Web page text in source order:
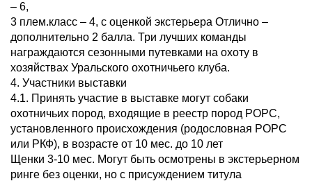
– 6,
3 плем.класс – 4, с оценкой экстерьера Отлично –
дополнительно 2 балла. Три лучших команды
награждаются сезонными путевками на охоту в
хозяйствах Уральского охотничьего клуба.
4. Участники выставки
4.1. Принять участие в выставке могут собаки
охотничьих пород, входящие в реестр пород РОРС,
установленного происхождения (родословная РОРС
или РКФ), в возрасте от 10 мес. до 10 лет
Щенки 3-10 мес. Могут быть осмотрены в экстерьерном
ринге без оценки, но с присуждением титула